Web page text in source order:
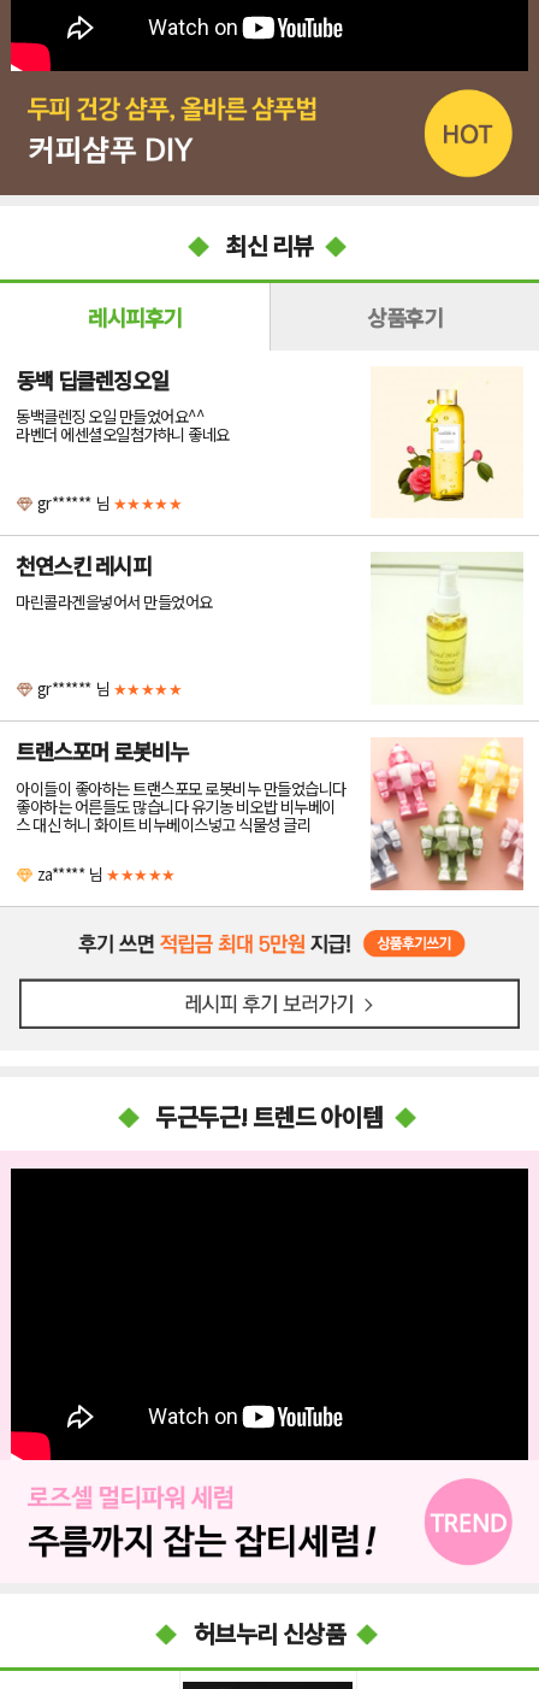
최신 리뷰
레시피후기 상품후기
동백 딥클렌징오일
동백클렌징 오일 만들었어요^^
라벤더 에센셜오일첨가하니 좋네요
gr****** 님 ★★★★★
천연스킨 레시피
마린콜라겐을넣어서 만들었어요
gr****** 님 ★★★★★
트랜스포머 로봇비누
아이들이 좋아하는 트랜스포모 로봇비누 만들었습니다
좋아하는 어른들도 많습니다 유기농 비오밥 비누베이
스 대신 허니 화이트 비누베이스넣고 식물성 글리
za***** 님 ★★★★★
두근두근! 트렌드 아이템
허브누리 신상품